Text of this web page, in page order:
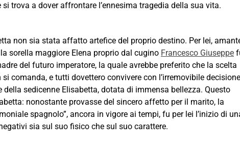
trova a dover affrontare l’ennesima tragedia della sua vita.
non sia stata affatto artefice del proprio destino. Per lei,
sorella maggiore Elena proprio dal cugino Francesco Giuseppe
del futuro imperatore, la quale avrebbe preferito che la scelta
comanda, e tutti dovettero convivere con l’irremovibile decisione
sedicenne Elisabetta, dotata di immensa bellezza. Questo
nonostante provasse del sincero affetto per il marito, la
spagnolo”, ancora in vigore ai tempi, fu per lei l’inizio di
sia sul suo fisico che sul suo carattere.